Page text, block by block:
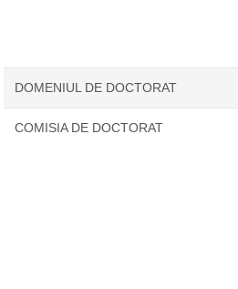
DOMENIUL DE DOCTORAT
COMISIA DE DOCTORAT